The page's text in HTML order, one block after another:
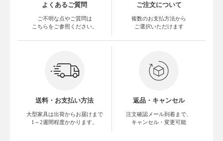
よくあるご質問
ご不明な点やご質問は
こちらをご参照ください。
ご注文について
複数のお支払方法から
ご選択いただけます
送料・お支払い方法
大型家具は出荷からお届けまで
1～2週間程度かかります。
返品・キャンセル
注文確認メール到着まで、
キャンセル・変更可能